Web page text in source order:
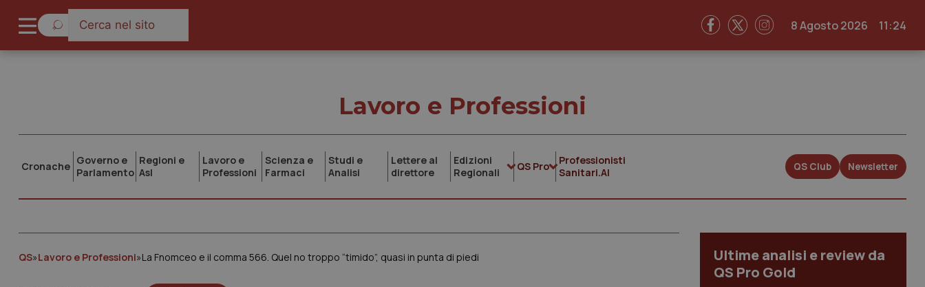
8 Agosto 2026 11:24
Lavoro e Professioni
Cronache Governo e
Parlamento
Regioni e
Asl
Lavoro e
Professioni
Scienza e
Farmaci
Studi e
Analisi
Lettere al
direttore
Edizioni
Regionali
QS Pro
Professionisti
Sanitari.AI
QS Club Newsletter
QS»Lavoro e Professioni»La Fnomceo e il comma 566. Quel no troppo “timido”, quasi in punta di piedi
Ultime analisi e review da
QS Pro Gold